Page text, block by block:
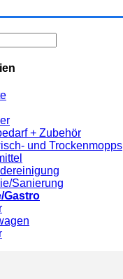
+ Zubehör
und Trockenmopps
Sanierung
Gastro